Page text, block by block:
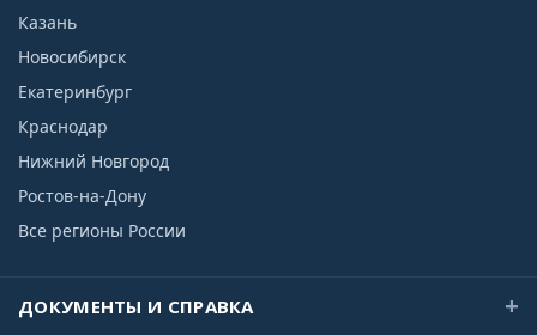
Казань
Новосибирск
Екатеринбург
Краснодар
Нижний Новгород
Ростов-на-Дону
Все регионы России
ДОКУМЕНТЫ И СПРАВКА